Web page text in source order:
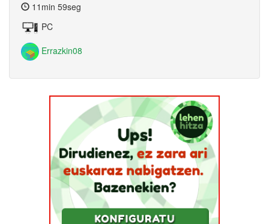
11min 59seg
PC
Errazkin08